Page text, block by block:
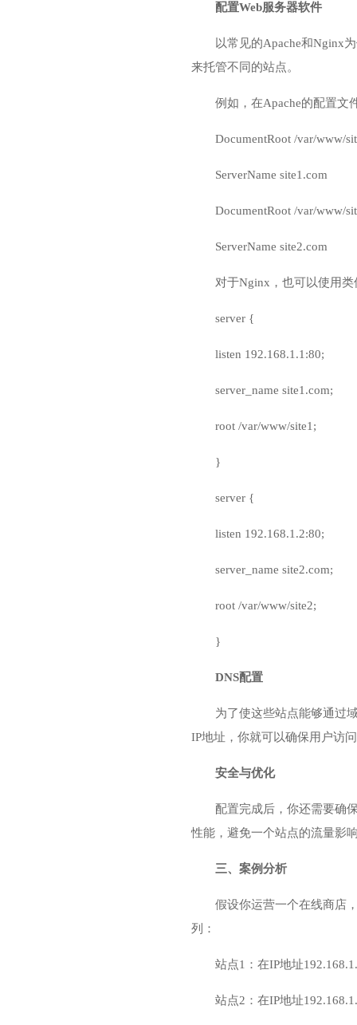
配置Web服务器软件
以常见的Apache和Nginx
来托管不同的站点。
例如，在Apache的配置文
DocumentRoot /var/www/
ServerName site1.com
DocumentRoot /var/www/
ServerName site2.com
对于Nginx，也可以使用
server {
listen 192.168.1.1:80;
server_name site1.com;
root /var/www/site1;
}
server {
listen 192.168.1.2:80;
server_name site2.com;
root /var/www/site2;
}
DNS配置
为了使这些站点能够通过
IP地址，你就可以确保用户访
安全与优化
配置完成后，你还需要确
性能，避免一个站点的流量影
三、案例分析
假设你运营一个在线商店
列：
站点1：在IP地址
站点2：在IP地址